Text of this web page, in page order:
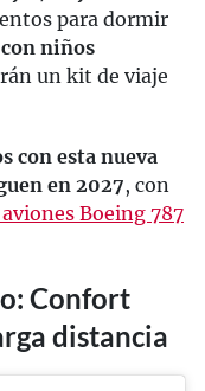
para dormir
niños
un kit de viaje
con esta nueva
en 2027, con
Boeing 787
Confort
distancia